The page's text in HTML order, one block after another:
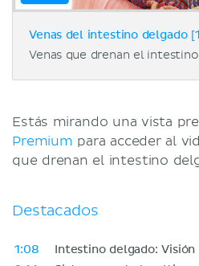
Venas del intestino delgado
Venas que drenan el
Estás mirando una vista
Premium para acceder al
que drenan el intestino
Destacados
1:08
Intestino delgado: Visión